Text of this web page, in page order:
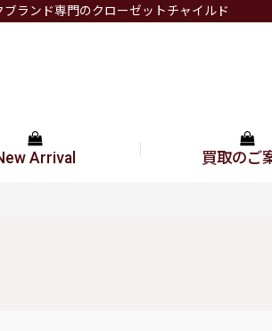
ランド専門のクローゼットチャイルド
Arrival 買取のご